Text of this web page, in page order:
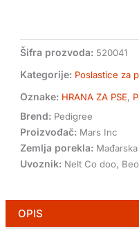
Šifra prozvoda: 520041
Kategorije: Poslastice za
Oznake: HRANA ZA PSE,
Brend: Pedigree
Proizvođač: Mars Inc
Zemlja porekla: Mađarska
Uvoznik: Nelt Co doo,
OPIS